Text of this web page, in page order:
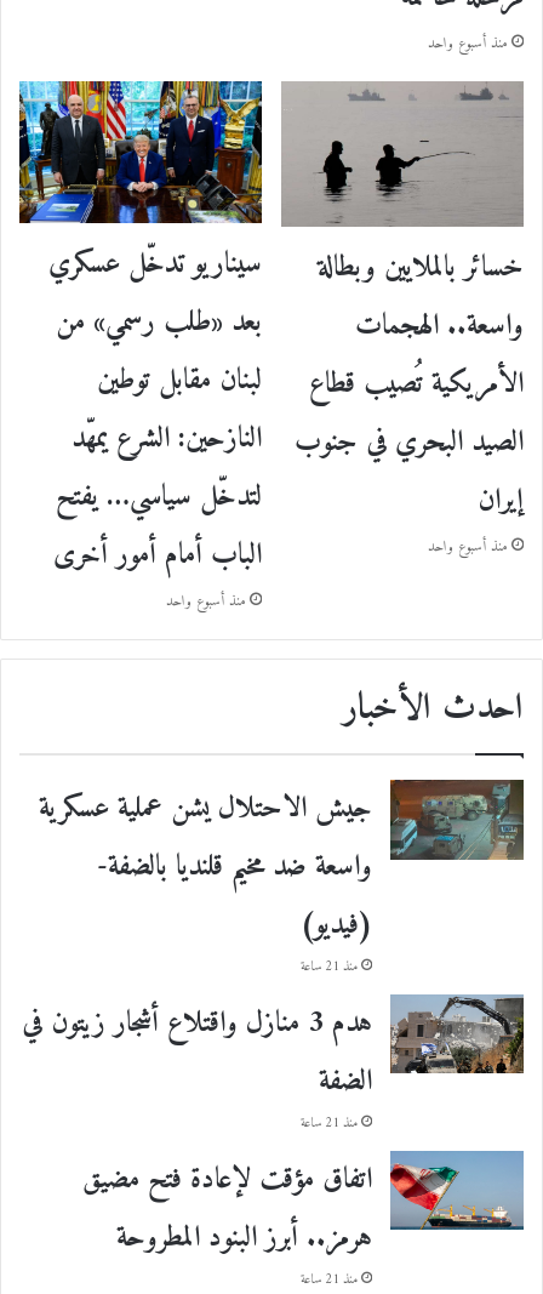
منذ أسبوع واحد
خسائر بالملايين وبطالة
واسعة.. الهجمات
الأمريكية تُصيب قطاع
الصيد البحري في جنوب
إيران
منذ أسبوع واحد
سيناريو تدخّل عسكري
بعد «طلب رسمي» من
لبنان مقابل توطين
النازحين: الشرع يمهّد
لتدخّل سياسي… يفتح
الباب أمام أمور أخرى
منذ أسبوع واحد
احدث الأخبار
جيش الاحتلال يشن عملية عسكرية
واسعة ضد مخيم قلنديا بالضفة-
(فيديو)
منذ 21 ساعة
هدم 3 منازل واقتلاع أشجار زيتون في
الضفة
منذ 21 ساعة
اتفاق مؤقت لإعادة فتح مضيق
هرمز.. أبرز البنود المطروحة
منذ 21 ساعة